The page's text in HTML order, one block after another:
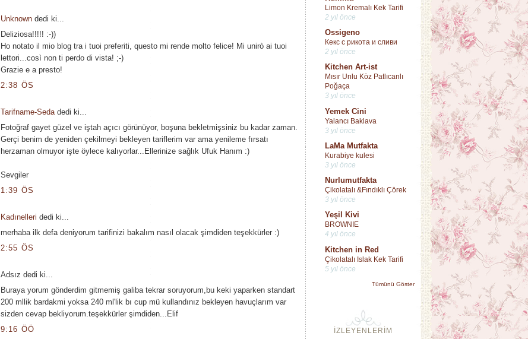
Limon Kremalı Kek Tarifi
2 yıl önce
Ossigeno
Кекс с рикота и сливи
2 yıl önce
Kitchen Art-ist
Mısır Unlu Köz Patlıcanlı
Poğaça
3 yıl önce
Yemek Cini
Yalancı Baklava
3 yıl önce
LaMa Mutfakta
Kurabiye kulesi
3 yıl önce
Nurlumutfakta
Çikolatalı &Fındıklı Çörek
3 yıl önce
Yeşil Kivi
BROWNIE
4 yıl önce
Kitchen in Red
Çikolatalı Islak Kek Tarifi
5 yıl önce
Tümünü Göster
İZLEYENLERİM
Unknowndedi ki...
Deliziosa!!!!! :-))
Ho notato il mio blog tra i tuoi preferiti, questo mi rende molto felice! Mi unirò ai tuoi
lettori...così non ti perdo di vista! ;-)
Grazie e a presto!
2:38 ÖS
Tarifname-Sedadedi ki...
Fotoğraf gayet güzel ve iştah açıcı görünüyor, boşuna bekletmişsiniz bu kadar zaman.
Gerçi benim de yeniden çekilmeyi bekleyen tariflerim var ama yenileme fırsatı
herzaman olmuyor işte öylece kalıyorlar...Ellerinize sağlık Ufuk Hanım :)
Sevgiler
1:39 ÖS
Kadınelleri dedi ki...
merhaba ilk defa deniyorum tarifinizi bakalım nasıl olacak şimdiden teşekkürler :)
2:55 ÖS
Adsız dedi ki...
Buraya yorum gönderdim gitmemiş galiba tekrar soruyorum,bu keki yaparken standart
200 mllik bardakmi yoksa 240 ml'lik bı cup mü kullandınız bekleyen havuçlarım var
sizden cevap bekliyorum.teşekkürler şimdiden...Elif
9:16 ÖÖ